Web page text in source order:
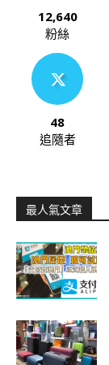
12,640
粉絲
48
追隨者
最人氣文章